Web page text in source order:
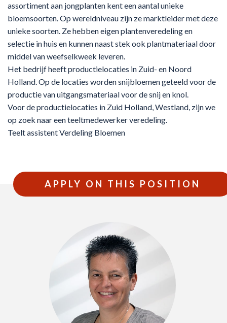
assortiment aan jongplanten kent een aantal unieke
bloemsoorten. Op wereldniveau zijn ze marktleider met deze
unieke soorten. Ze hebben eigen plantenveredeling en
selectie in huis en kunnen naast stek ook plantmateriaal door
middel van weefselkweek leveren.
Het bedrijf heeft productielocaties in Zuid- en Noord
Holland. Op de locaties worden snijbloemen geteeld voor de
productie van uitgangsmateriaal voor de snij en knol.
Voor de productielocaties in Zuid Holland, Westland, zijn we
op zoek naar een teeltmedewerker veredeling.
Teelt assistent Verdeling Bloemen
APPLY ON THIS POSITION